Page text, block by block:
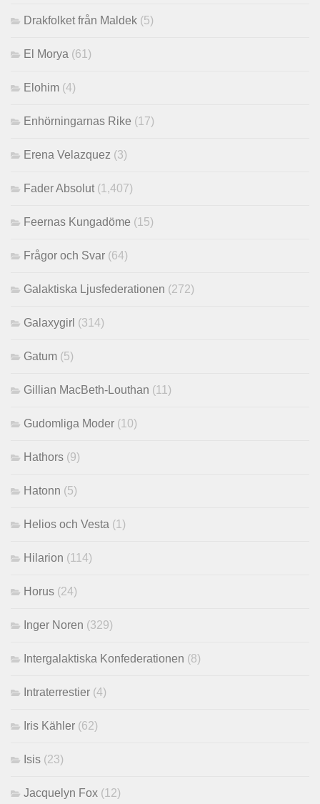
Drakfolket från Maldek (5)
El Morya (61)
Elohim (4)
Enhörningarnas Rike (17)
Erena Velazquez (3)
Fader Absolut(1,407)
Feernas Kungadöme (15)
Frågor och Svar (64)
Galaktiska Ljusfederationen (272)
Galaxygirl (314)
Gatum (5)
Gillian MacBeth-Louthan (11)
Gudomliga Moder (10)
Hathors (9)
Hatonn (5)
Helios och Vesta (1)
Hilarion (114)
Horus (24)
Inger Noren (329)
Intergalaktiska Konfederationen (8)
Intraterrestier (4)
Iris Kähler (62)
Isis (23)
Jacquelyn Fox (12)